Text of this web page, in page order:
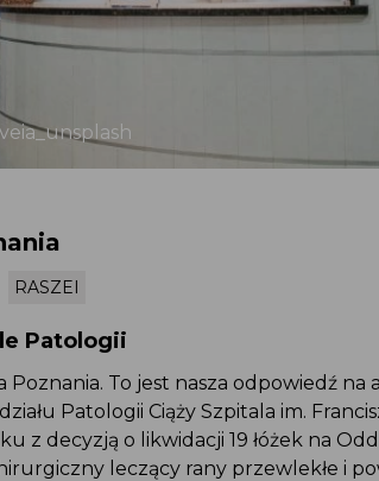
RASZEI
Patologii
Poznania. To jest nasza odpowiedź
Patologii Ciąży Szpitala im.
z decyzją o likwidacji 19 łóżek na
leczący rany przewlekłe i